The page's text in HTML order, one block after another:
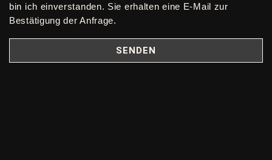
bin ich einverstanden. Sie erhalten eine E-Mail zur
Bestätigung der Anfrage.
SENDEN